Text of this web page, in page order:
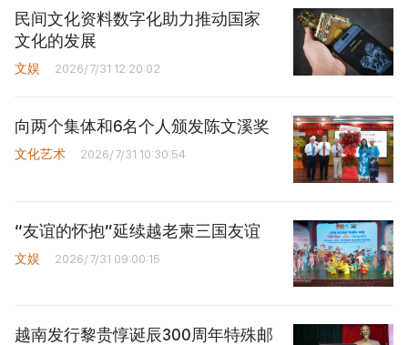
民间文化资料数字化助力推动国家
文化的发展
文娱 2026/7/31 12:20:02
向两个集体和6名个人颁发陈文溪奖
文化艺术 2026/7/31 10:30:54
“友谊的怀抱”延续越老柬三国友谊
文娱 2026/7/31 09:00:15
越南发行黎贵惇诞辰300周年特殊邮